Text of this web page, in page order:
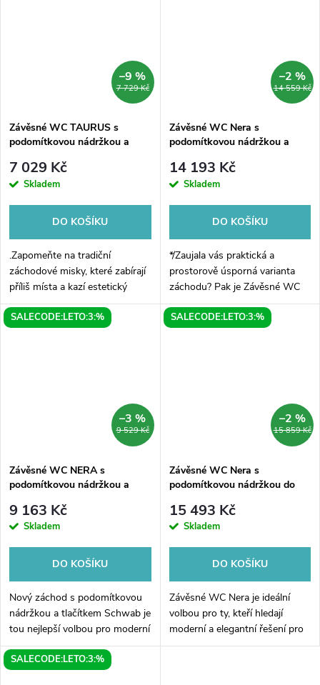
7 729 Kč
–9 %
Závěsné WC TAURUS s
podomítkovou nádržkou a
7 029 Kč
Skladem
DO KOŠÍKU
.Zapomeňte na tradiční
záchodové misky, které zabírají
příliš místa a kazí estetický
vzhled koupelny. S naším
závěsným WC TAURUS s
14 559 Kč
–2 %
Závěsné WC Nera s
podomítkovou nádržkou a
14 193 Kč
Skladem
DO KOŠÍKU
*/Zaujala vás praktická a
prostorově úsporná varianta
záchodu? Pak je Závěsné WC
Nera s podomítkovou nádržkou
a tlačítkem Geberit tou
SALECODE:LETO:3:%
9 529 Kč
–3 %
Závěsné WC NERA s
podomítkovou nádržkou a
9 163 Kč
Skladem
DO KOŠÍKU
Nový záchod s podomítkovou
nádržkou a tlačítkem Schwab je
tou nejlepší volbou pro moderní
koupelnu. Závěsné WC NERA v
bílé barvě je nejen elegantním a
SALECODE:LETO:3:%
15 859 Kč
–2 %
Závěsné WC Nera s
podomítkovou nádržkou do
Geberit, bílá
15 493 Kč
Skladem
DO KOŠÍKU
Závěsné WC Nera je ideální
volbou pro ty, kteří hledají
moderní a elegantní řešení pro
svou koupelnu. Toto WC je
SALECODE:LETO:3:%